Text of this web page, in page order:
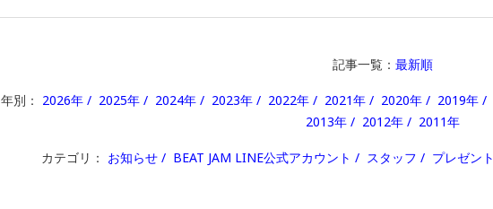
記事一覧： 最新順
年別： 2026年 2025年 2024年 2023年 2022年 2021年 2020年 2019年
2013年
2012年 2011年
カテゴリ： お知らせ BEAT JAM LINE公式アカウント スタッフ プレゼント